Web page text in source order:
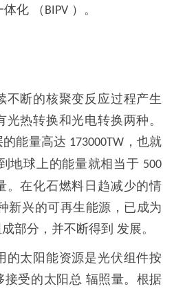
化 （ BIPV ）。
不断的核聚变反应过程产生
热转换和光电转换两种。
能量高达 173000TW ，也就
地球上的能量就相当于 500
。在化石燃料日趋减少的情
新兴的可再生能源，已成为
部分，并不断得到 发展。
的太阳能资源是光伏组件按
接受的太阳总 辐照量。根据